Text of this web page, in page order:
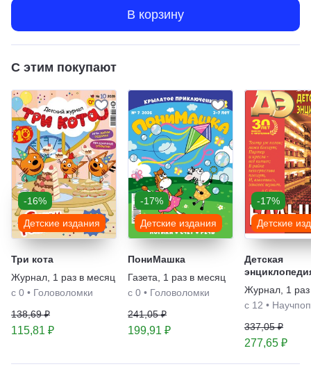
В корзину
С этим покупают
-16%
Детские издания
Три кота
Журнал 1 раз в месяц
с 0 • Головоломки
138,69 ₽
115,81 ₽
-17%
Детские издания
ПониМашка
Газета
1 раз в месяц
с 0 • Головоломки
241,05 ₽
199,91 ₽
-17%
Детские
Детская
Журнал 1
с 12 • Научпоп
337,05 ₽
277,65 ₽